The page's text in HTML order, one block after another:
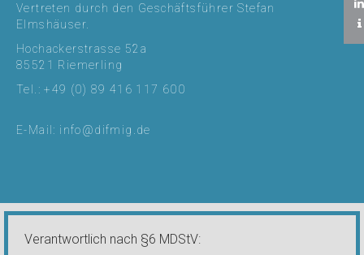
Vertreten durch den Geschäftsführer Stefan
Elmshäuser.
Hochackerstrasse 52a
85521 Riemerling
Tel.: +49 (0) 89 416 117 600
E-Mail: info@difmig.de
Verantwortlich nach §6 MDStV: